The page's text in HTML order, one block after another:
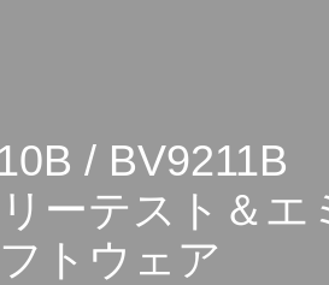
/ BV9211B
ーテスト＆エ
トウェア